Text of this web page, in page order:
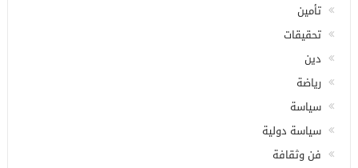
تأمين
تحقيقات
دين
رياضة
سياسة
سياسة دولية
فن وثقافة